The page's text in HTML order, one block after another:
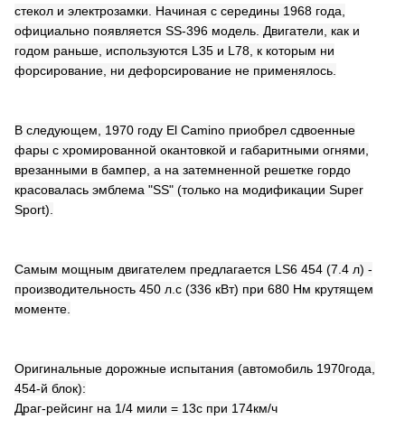
стекол и электрозамки. Начиная с середины 1968 года,
официально появляется SS-396 модель. Двигатели, как и
годом раньше, используются L35 и L78, к которым ни
форсирование, ни дефорсирование не применялось.
В следующем, 1970 году El Camino приобрел сдвоенные
фары с хромированной окантовкой и габаритными огнями,
врезанными в бампер, а на затемненной решетке гордо
красовалась эмблема "SS" (только на модификации Super
Sport).
Самым мощным двигателем предлагается LS6 454 (7.4 л) -
производительность 450 л.с (336 кВт) при 680 Нм крутящем
моменте.
Оригинальные дорожные испытания (автомобиль 1970года,
454-й блок):
Драг-рейсинг на 1/4 мили = 13с при 174км/ч